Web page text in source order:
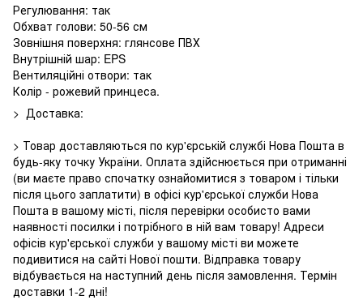
Регулювання: так
Обхват голови: 50-56 см
Зовнішня поверхня: глянсове ПВХ
Внутрішній шар: EPS
Вентиляційні отвори: так
Колір - рожевий принцеса.
> Доставка:
> Товар доставляються по кур'єрській службі Нова Пошта в
будь-яку точку України. Оплата здійснюється при отриманні
(ви маєте право спочатку ознайомитися з товаром і тільки
після цього заплатити) в офісі кур'єрської служби Нова
Пошта в вашому місті, після перевірки особисто вами
наявності посилки і потрібного в ній вам товару! Адреси
офісів кур'єрської служби у вашому місті ви можете
подивитися на сайті Нової пошти. Відправка товару
відбувається на наступний день після замовлення. Термін
доставки 1-2 дні!